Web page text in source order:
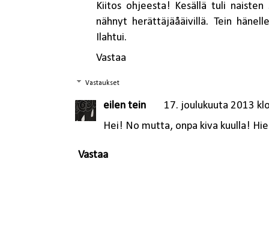
Kiitos ohjeesta! Kesällä tuli naisten
nähnyt herättäjäåäivillä. Tein
Ilahtui.
Vastaa
Vastaukset
eilen tein
17. joulukuuta 2013
Hei! No mutta, onpa kiva kuulla!
Vastaa